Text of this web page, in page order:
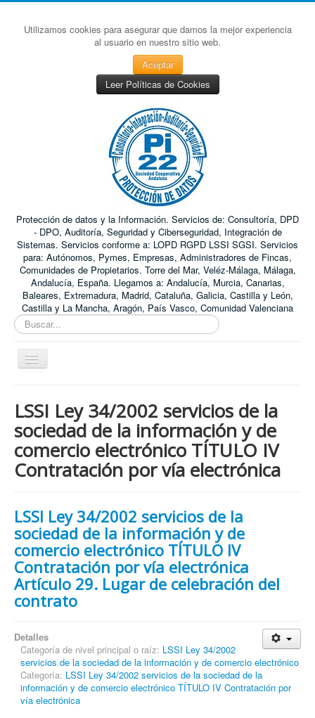
Utilizamos cookies para asegurar que damos la mejor experiencia
al usuario en nuestro sitio web.
Aceptar
Leer Políticas de Cookies
Protección de datos y la Información. Servicios de: Consultoría, DPD
- DPO, Auditoría, Seguridad y Ciberseguridad, Integración de
Sistemas. Servicios conforme a: LOPD RGPD LSSI SGSI. Servicios
para: Autónomos, Pymes, Empresas, Administradores de Fincas,
Comunidades de Propietarios. Torre del Mar, Veléz-Málaga, Málaga,
Andalucía, España. Llegamos a: Andalucía, Murcia, Canarias,
Baleares, Extremadura, Madrid, Cataluña, Galicia, Castilla y León,
Castilla y La Mancha, Aragón, País Vasco, Comunidad Valenciana
Buscar...
Toggle
Navigation
ZONA ABIERTA
Políticas de Privacidad
Políticas de Cookies
¿Quienes tienen que cumplir con la LOPD RGPD?
¿Estas cumpliendo con la LOPD - RGPD?
¿Que podemos hacer por ti?
¿Cuando es obligatorio nombrar un DPD / DPO ?
Notas
Nosotros y contacto
LSSI Ley 34/2002 servicios de la
sociedad de la información y de
comercio electrónico TÍTULO IV
Contratación por vía electrónica
LSSI Ley 34/2002 servicios de la
sociedad de la información y de
comercio electrónico TÍTULO IV
Contratación por vía electrónica
Artículo 29. Lugar de celebración del
contrato
Detalles
Categoría de nivel principal o raíz: LSSI Ley 34/2002
servicios de la sociedad de la información y de comercio electrónico
Categoría: LSSI Ley 34/2002 servicios de la sociedad de la
información y de comercio electrónico TÍTULO IV Contratación por
vía electrónica